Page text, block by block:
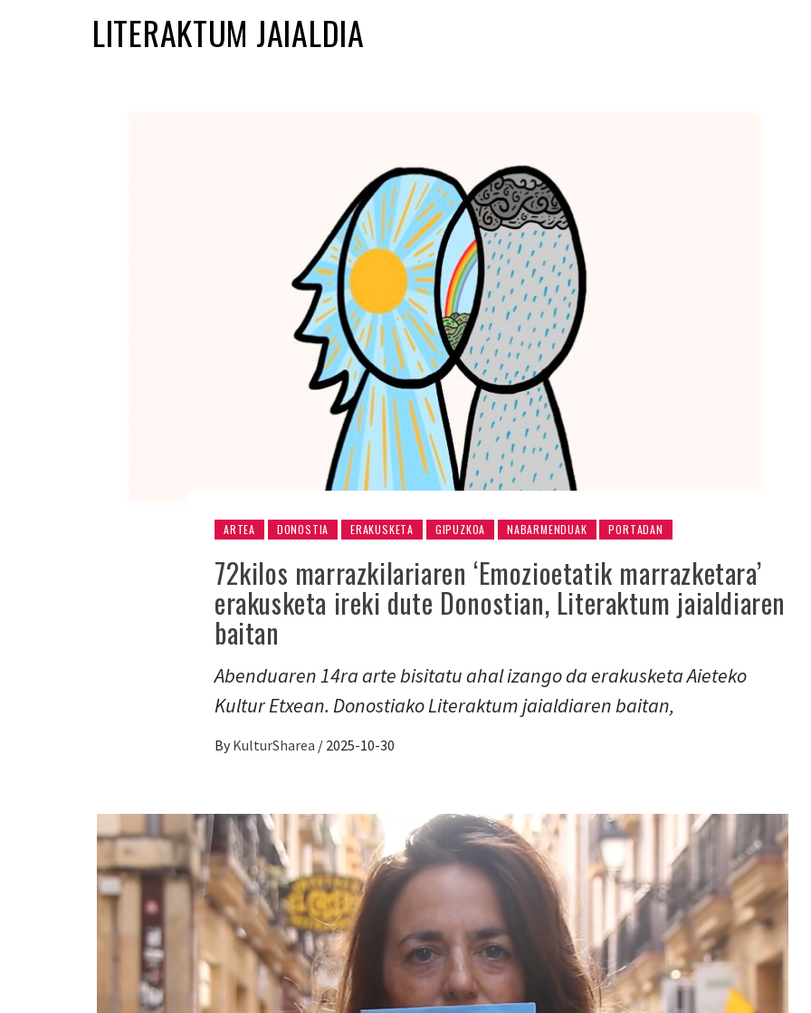
LITERAKTUM JAIALDIA
ARTEA DONOSTIA ERAKUSKETA GIPUZKOA NABARMENDUAK PORTADAN
72kilos marrazkilariaren ‘Emozioetatik marrazketara’
erakusketa ireki dute Donostian, Literaktum jaialdiaren
baitan
Abenduaren 14ra arte bisitatu ahal izango da erakusketa Aieteko
Kultur Etxean. Donostiako Literaktum jaialdiaren baitan,
By KulturSharea / 2025-10-30